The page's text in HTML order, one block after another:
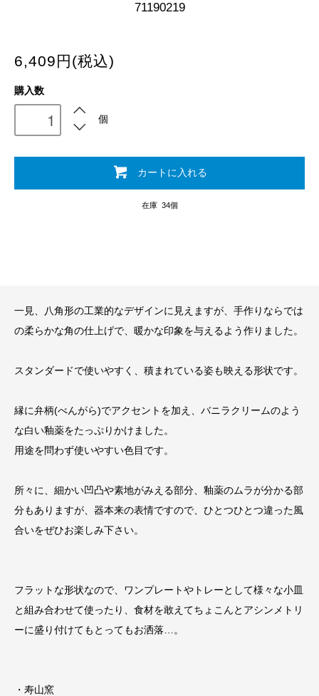
71190219
6,409円(税込)
購入数
個
カートに入れる
在庫 34個
一見、八角形の工業的なデザインに見えますが、手作りならでは
の柔らかな角の仕上げで、暖かな印象を与えるよう作りました。
スタンダードで使いやすく、積まれている姿も映える形状です。
縁に弁柄(べんがら)でアクセントを加え、バニラクリームのよう
な白い釉薬をたっぷりかけました。
用途を問わず使いやすい色目です。
所々に、細かい凹凸や素地がみえる部分、釉薬のムラが分かる部
分もありますが、器本来の表情ですので、ひとつひとつ違った風
合いをぜひお楽しみ下さい。
フラットな形状なので、ワンプレートやトレーとして様々な小皿
と組み合わせて使ったり、食材を敢えてちょこんとアシンメトリ
ーに盛り付けてもとってもお洒落…。
・寿山窯